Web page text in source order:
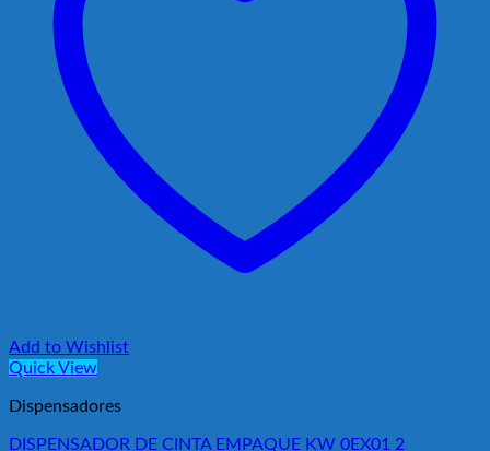
Add to Wishlist
Quick View
Dispensadores
DISPENSADOR DE CINTA EMPAQUE KW 0EX01 2